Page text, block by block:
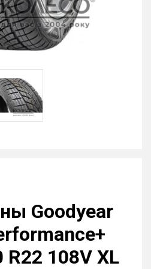
Goodyear
R22 108V XL